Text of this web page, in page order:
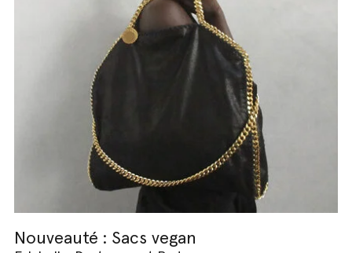
Nouveauté : Sacs vegan